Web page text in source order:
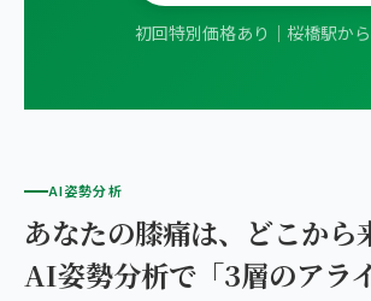
初回特別価格あり｜桜橋駅か
AI姿勢分析
あなたの膝痛は、どこから
AI姿勢分析で「3層のアラ